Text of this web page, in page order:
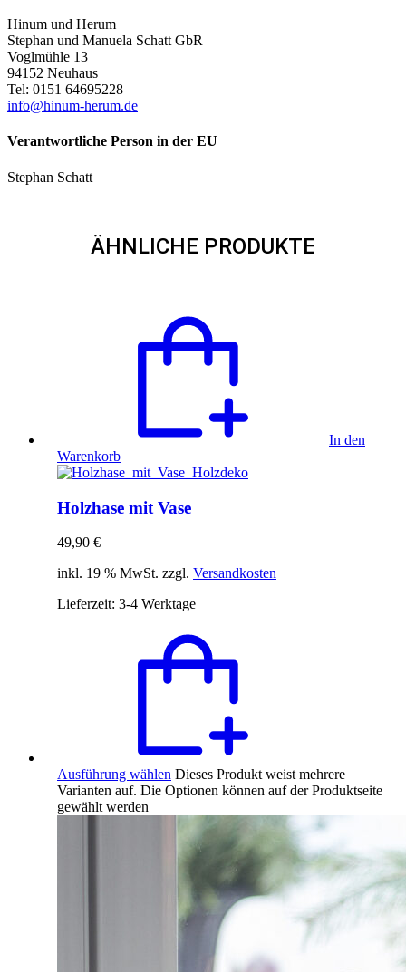
Hinum und Herum
Stephan und Manuela Schatt GbR
Voglmühle 13
94152 Neuhaus
Tel: 0151 64695228
info@hinum-herum.de
Verantwortliche Person in der EU
Stephan Schatt
ÄHNLICHE PRODUKTE
In den
Warenkorb
Holzhase mit Vase
49,90 €
inkl. 19 % MwSt. zzgl. Versandkosten
Lieferzeit: 3-4 Werktage
Ausführung wählen Dieses Produkt weist mehrere
Varianten auf. Die Optionen können auf der Produktseite
gewählt werden